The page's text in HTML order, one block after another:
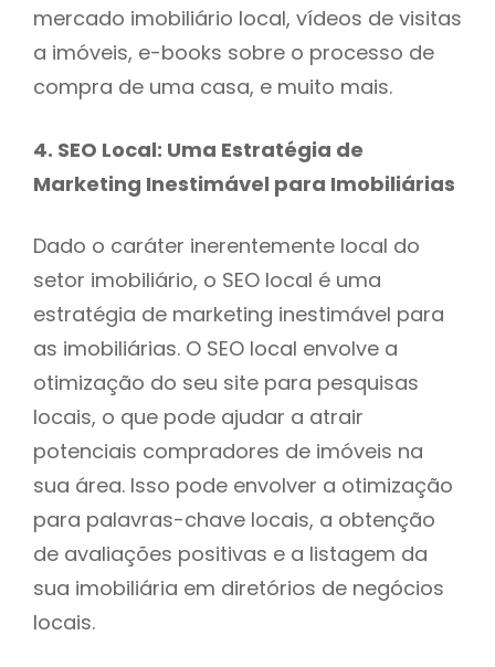
mercado imobiliário local, vídeos de visitas
a imóveis, e-books sobre o processo de
compra de uma casa, e muito mais.
4. SEO Local: Uma Estratégia de
Marketing Inestimável para Imobiliárias
Dado o caráter inerentemente local do
setor imobiliário, o SEO local é uma
estratégia de marketing inestimável para
as imobiliárias. O SEO local envolve a
otimização do seu site para pesquisas
locais, o que pode ajudar a atrair
potenciais compradores de imóveis na
sua área. Isso pode envolver a otimização
para palavras-chave locais, a obtenção
de avaliações positivas e a listagem da
sua imobiliária em diretórios de negócios
locais.